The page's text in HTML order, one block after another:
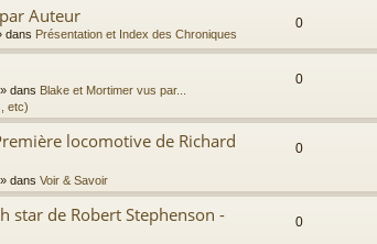
Auteur
dans Présentation et Index des Chroniques
0
» dans Blake et Mortimer vus par...
etc)
0
locomotive de Richard
» dans Voir & Savoir
0
star de Robert Stephenson -
0